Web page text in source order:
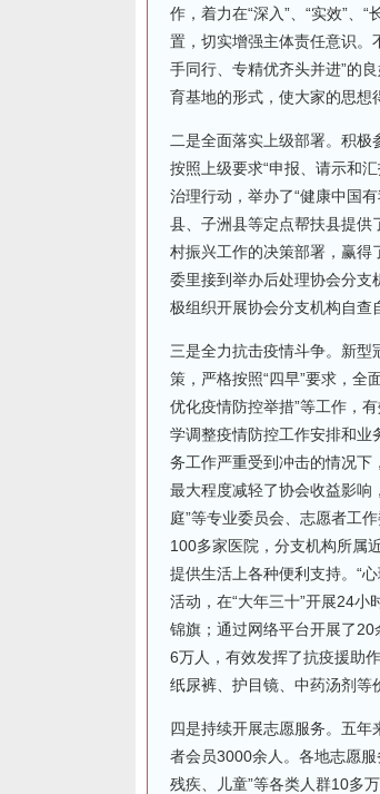
作，着力在“深入”、“实效”、
置，切实增强主体责任意识。
手同行、专精优齐头并进”的
育基地的形式，使大家的思想
二是全面落实上级部署。积
按照上级要求“申报、请示和
治理行动，举办了“健康中国
县、子洲县等定点帮扶县提供
村振兴工作的决策部署，赢得
委里接到举办后处理协会分支
极组织开展协会分支机构自查
三是全力抗击疫情斗争。新
策，严格按照“四早”要求，全
优化疫情防控举措”等工作，
学调整疫情防控工作安排和业
务工作严重受到冲击的情况下
最大程度减轻了协会收益影响
庭”等专业委员会、志愿者工
100多家医院，分支机构所属
提供生活上各种便利支持。“
活动，在“大年三十”开展24
锦旗；通过网络平台开展了20
6万人，有效发挥了抗疫援助
纸尿裤、护目镜、中药汤剂等
四是持续开展志愿服务。五
者会员3000余人。各地志愿服
残疾、儿童”等各类人群10多